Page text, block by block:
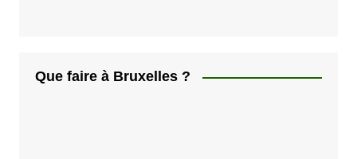
Que faire à Bruxelles ?